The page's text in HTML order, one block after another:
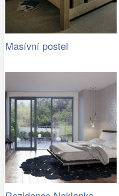
Masívní postel